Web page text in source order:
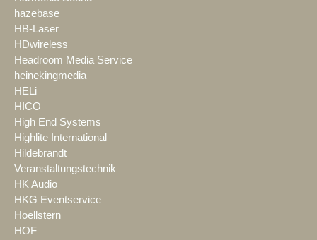
hazebase
HB-Laser
HDwireless
Headroom Media Service
heinekingmedia
HELi
HICO
High End Systems
Highlite International
Hildebrandt
Veranstaltungstechnik
HK Audio
HKG Eventservice
Hoellstern
HOF